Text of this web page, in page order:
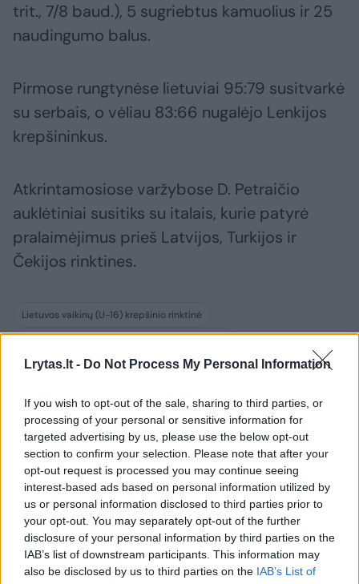
Lrytas.lt - Do Not Process My Personal Information
If you wish to opt-out of the sale, sharing to third parties, or
processing of your personal or sensitive information for
targeted advertising by us, please use the below opt-out
section to confirm your selection. Please note that after your
opt-out request is processed you may continue seeing
interest-based ads based on personal information utilized by
us or personal information disclosed to third parties prior to
your opt-out. You may separately opt-out of the further
disclosure of your personal information by third parties on the
IAB’s list of downstream participants. This information may
also be disclosed by us to third parties on the IAB’s List of
trit., 7/8 baud.), 5 sugriebtus kamuolius ir 25
naudingumo balus.
Pirmose rungtynėse lietuviai 95:79 susitvarkė
su serbais, o vėliau 83:66 nugalėjo Lenkijos
krepšininkus.
Atkrintamosiose varžybose D. Petraičio
auklėtiniai susitiks su italais, kurie patyrė
pralaimėjimus prieš Latvijos, Turkijos ir
Čekijos rinktines.
Lietuvos vaikinų (U-16) krepšinio rinktinė
Lietuvos jaunimo krepšinio rinktinė
Komentuoti po šiuo straipsniu
Komentuoti gali tik Lrytas registruoti vartotojai.
Prisijunkite prie registruotų vartotojų
bendruomenės ir bendraukite komentaruose!